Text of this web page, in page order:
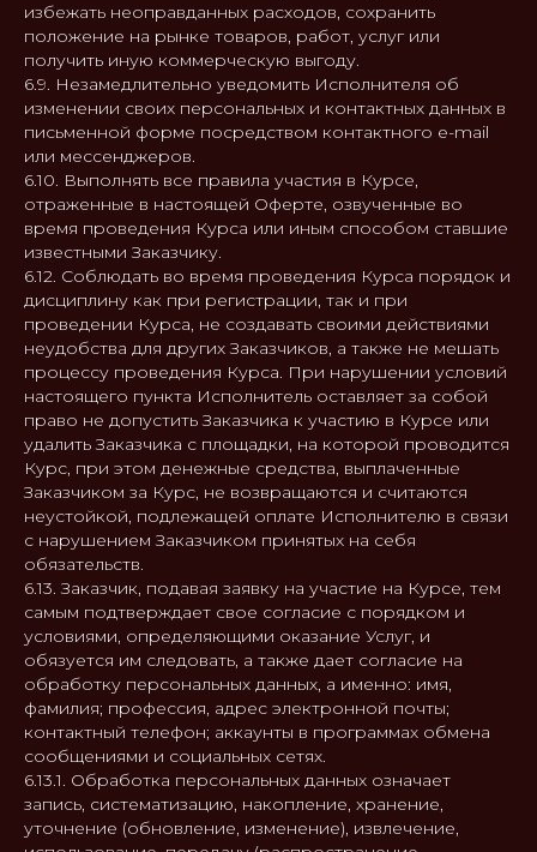
избежать неоправданных расходов, сохранить
положение на рынке товаров, работ, услуг или
получить иную коммерческую выгоду.
6.9. Незамедлительно уведомить Исполнителя об
изменении своих персональных и контактных данных в
письменной форме посредством контактного e-mail
или мессенджеров.
6.10. Выполнять все правила участия в Курсе,
отраженные в настоящей Оферте, озвученные во
время проведения Курса или иным способом ставшие
известными Заказчику.
6.12. Соблюдать во время проведения Курса порядок и
дисциплину как при регистрации, так и при
проведении Курса, не создавать своими действиями
неудобства для других Заказчиков, а также не мешать
процессу проведения Курса. При нарушении условий
настоящего пункта Исполнитель оставляет за собой
право не допустить Заказчика к участию в Курсе или
удалить Заказчика с площадки, на которой проводится
Курс, при этом денежные средства, выплаченные
Заказчиком за Курс, не возвращаются и считаются
неустойкой, подлежащей оплате Исполнителю в связи
с нарушением Заказчиком принятых на себя
обязательств.
6.13. Заказчик, подавая заявку на участие на Курсе, тем
самым подтверждает свое согласие с порядком и
условиями, определяющими оказание Услуг, и
обязуется им следовать, а также дает согласие на
обработку персональных данных, а именно: имя,
фамилия; профессия, адрес электронной почты;
контактный телефон; аккаунты в программах обмена
сообщениями и социальных сетях.
6.13.1. Обработка персональных данных означает
запись, систематизацию, накопление, хранение,
уточнение (обновление, изменение), извлечение,
+7 (910) 4524057
Публичная оферта